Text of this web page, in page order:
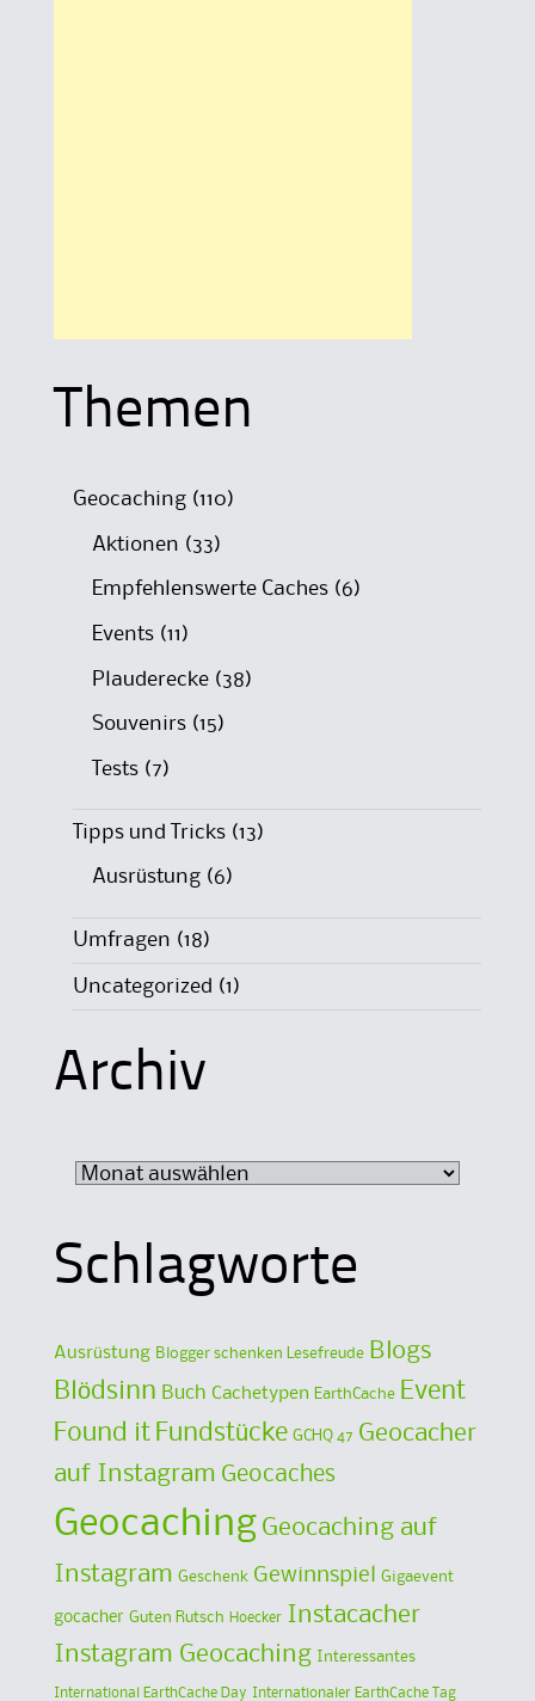
Themen
Geocaching(110)
Aktionen (33)
Empfehlenswerte Caches(6)
Events(11)
Plauderecke(38)
Souvenirs(15)
Tests(7)
Tipps und Tricks(13)
Ausrüstung(6)
Umfragen (18)
Uncategorized (1)
Archiv
Schlagworte
Ausrüstung Blogger schenken Lesefreude Blogs
Blödsinn Buch Cachetypen EarthCache
Event
Found it Fundstücke GCHQ 47 Geocacher
auf Instagram Geocaches
Geocaching Geocaching auf
Instagram Geschenk Gewinnspiel Gigaevent
gocacher Guten Rutsch Hoecker Instacacher
Instagram Geocaching Interessantes
International EarthCache Day Internationaler EarthCache Tag